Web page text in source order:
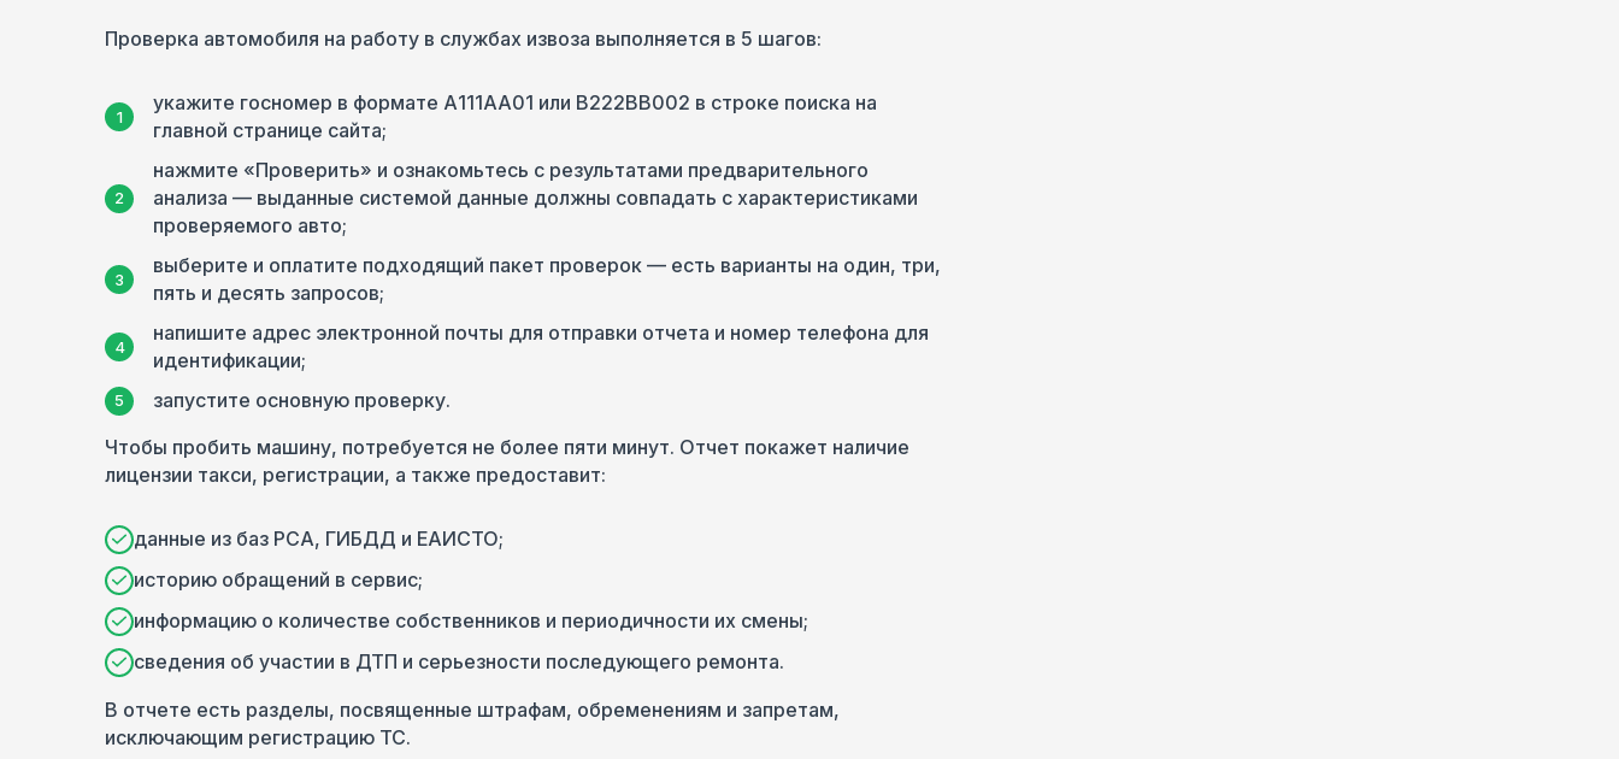
Проверка автомобиля на работу в службах извоза выполняется в 5 шагов:
укажите госномер в формате А111АА01 или В222ВВ002 в строке поиска на
главной странице сайта;
нажмите «Проверить» и ознакомьтесь с результатами предварительного
анализа — выданные системой данные должны совпадать с характеристиками
проверяемого авто;
выберите и оплатите подходящий пакет проверок — есть варианты на один, три,
пять и десять запросов;
напишите адрес электронной почты для отправки отчета и номер телефона для
идентификации;
запустите основную проверку.
Чтобы пробить машину, потребуется не более пяти минут. Отчет покажет наличие
лицензии такси, регистрации, а также предоставит:
данные из баз РСА, ГИБДД и ЕАИСТО;
историю обращений в сервис;
информацию о количестве собственников и периодичности их смены;
сведения об участии в ДТП и серьезности последующего ремонта.
В отчете есть разделы, посвященные штрафам, обременениям и запретам,
исключающим регистрацию ТС.